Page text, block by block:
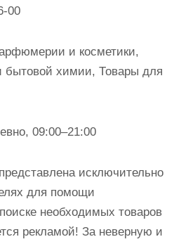
00
и косметики,
бытовой химии, Товары для
09:00–21:00
исключительно
для помощи
необходимых товаров
рекламой! За неверную и